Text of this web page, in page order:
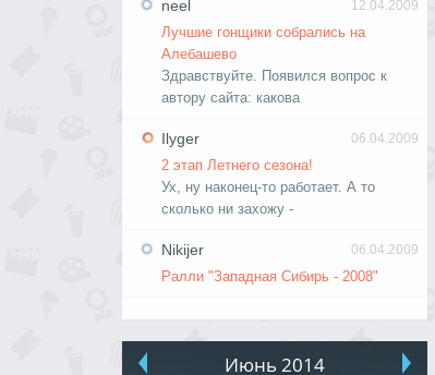
12.04.2009
neel
Лучшие гонщики собрались на
Алебашево
Здравствуйте. Появился вопрос к
автору сайта: какова
06.04.2009
Ilyger
2 этап Летнего сезона!
Ух, ну наконец-то работает. А то
сколько ни захожу -
06.04.2009
Nikijer
Ралли "Западная Сибирь - 2008"
Июнь 2014